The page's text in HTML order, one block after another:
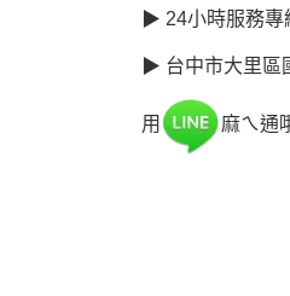
▶ 24小時服務專
▶ 台中市大里區
用 麻ㄟ通